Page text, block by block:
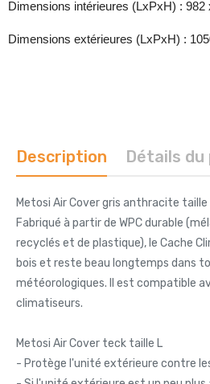
Dimensions intérieures (LxPxH) : 982
Dimensions extérieures (LxPxH) :
Description Détails
Metosi Air Cover gris anthracite taille
Fabriqué à partir de WPC durable
recyclés et de plastique), le Cache
bois et reste beau longtemps dans
météorologiques. Il est compatible
climatiseurs.
Metosi Air Cover teck taille L
- Protège l'unité extérieure contre